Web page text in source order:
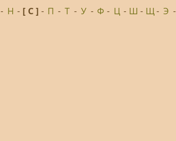
- Н - [ С ] - П - Т - У - Ф - Ц - Ш - Щ- Э -